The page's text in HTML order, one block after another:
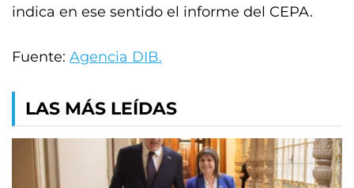
indica en ese sentido el informe del CEPA.
Fuente: Agencia DIB.
LAS MÁS LEÍDAS